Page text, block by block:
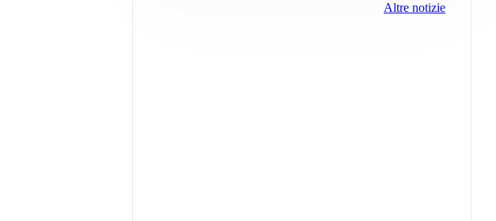
Altre notizie